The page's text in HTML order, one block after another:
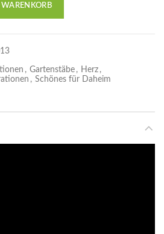
WARENKORB
, Gartenstäbe , Herz ,
, Schönes für Daheim